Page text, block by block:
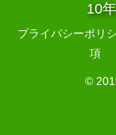
10
プライバシーポリ
項
©